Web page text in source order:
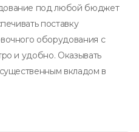
под любой бюджет
поставку
оборудования с
и удобно. Оказывать
вкладом в